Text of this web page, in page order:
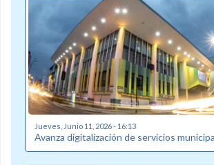
Jueves, Junio 11, 2026 - 16:13
Avanza digitalización de servicios